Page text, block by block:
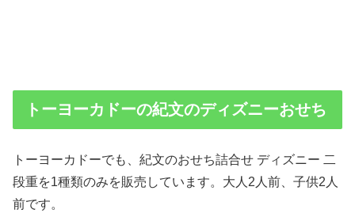
トーヨーカドーの紀文のディズニーおせち
トーヨーカドーでも、紀文のおせち詰合せ ディズニー 二
段重を1種類のみを販売しています。大人2人前、子供2人
前です。